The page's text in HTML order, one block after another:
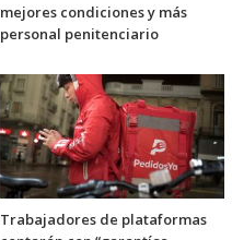
mejores condiciones y más
personal penitenciario
Trabajadores de plataformas